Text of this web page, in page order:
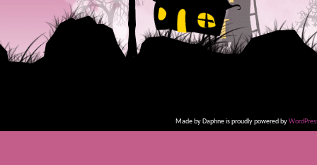
Made by Daphne is proudly powered by